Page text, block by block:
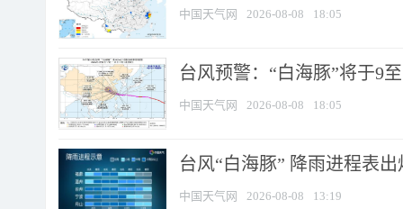
中国天气网 2026-08-08 18:05
台风预警：“白海豚”将于9
中国天气网 2026-08-08 18:05
台风“白海豚” 降雨进程表
中国天气网 2026-08-08 13:19